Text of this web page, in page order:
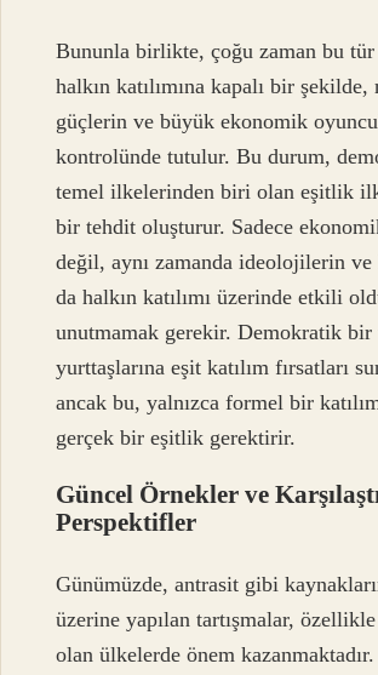
Bununla birlikte, çoğu zaman bu tür
halkın katılımına kapalı bir şekilde,
güçlerin ve büyük ekonomik
kontrolünde tutulur. Bu durum,
temel ilkelerinden biri olan eşitlik
bir tehdit oluşturur. Sadece
değil, aynı zamanda ideolojilerin ve
da halkın katılımı üzerinde etkili
unutmamak gerekir. Demokratik
yurttaşlarına eşit katılım fırsatları
ancak bu, yalnızca formel bir
gerçek bir eşitlik gerektirir.
Güncel Örnekler ve
Perspektifler
Günümüzde, antrasit gibi
üzerine yapılan tartışmalar,
olan ülkelerde önem